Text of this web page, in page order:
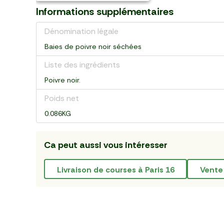
Informations supplémentaires
Dénomination légale
Baies de poivre noir séchées
Liste des ingrédients
Poivre noir.
Poids net
0.086KG
Ca peut aussi vous intéresser
livraison de courses à Paris 16